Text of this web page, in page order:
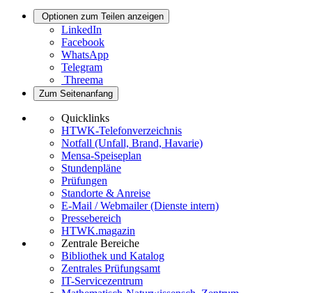
Optionen zum Teilen anzeigen
LinkedIn
Facebook
WhatsApp
Telegram
Threema
Zum Seitenanfang
Quicklinks
HTWK-Telefonverzeichnis
Notfall (Unfall, Brand, Havarie)
Mensa-Speiseplan
Stundenpläne
Prüfungen
Standorte & Anreise
E-Mail / Webmailer (Dienste intern)
Pressebereich
HTWK.magazin
Zentrale Bereiche
Bibliothek und Katalog
Zentrales Prüfungsamt
IT-Servicezentrum